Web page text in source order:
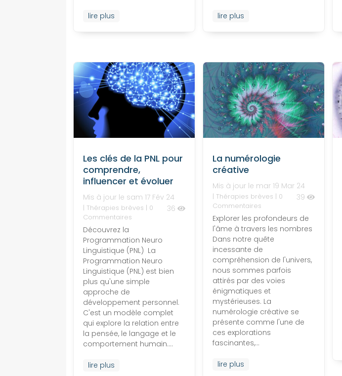
lire plus
Les clés de la PNL pour
comprendre,
influencer et évoluer
Mis à jour le sam 17 Fév 24
36
| Thérapies brèves | 0
Commentaires
Découvrez la
Programmation Neuro
Linguistique (PNL) La
Programmation Neuro
Linguistique (PNL) est bien
plus qu'une simple
approche de
développement personnel.
C'est un modèle complet
qui explore la relation entre
la pensée, le langage et le
comportement humain....
lire plus
lire plus
La numérologie
créative
Mis à jour le mar 19 Mar 24
39
| Thérapies brèves | 0
Commentaires
Explorer les profondeurs de
l'âme à travers les nombres
Dans notre quête
incessante de
compréhension de l'univers,
nous sommes parfois
attirés par des voies
énigmatiques et
mystérieuses. La
numérologie créative se
présente comme l'une de
ces explorations
fascinantes,...
lire plus